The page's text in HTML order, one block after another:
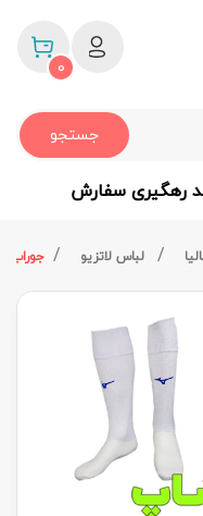
جستجو
0
رهگیری سفارش
لباس لاتزیو جوراب